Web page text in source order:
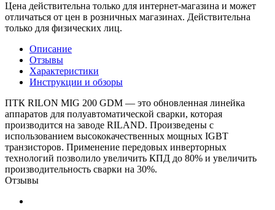
Цена действительна только для интернет-магазина и может
отличаться от цен в розничных магазинах. Действительна
только для физических лиц.
Описание
Отзывы
Характеристики
Инструкции и обзоры
ПТК RILON MIG 200 GDM — это обновленная линейка
аппаратов для полуавтоматической сварки, которая
производится на заводе RILAND. Произведены с
использованием высококачественных мощных IGBT
транзисторов. Применение передовых инверторных
технологий позволило увеличить КПД до 80% и увеличить
производительность сварки на 30%.
Отзывы